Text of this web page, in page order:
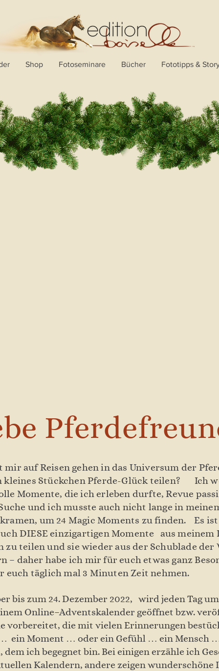
Shop Fotoseminare Bücher Fototipps &
mir auf Reisen gehen in das Universum der
kleines Stückchen Pferde-Glück teilen? Ich
Momente, die ich erleben durfte, Revue
und ich musste auch nicht lange in
um 24 Magic Moments zu finden. Es
DIESE einzigartigen Momente aus meinem
teilen und sie wieder aus der Schublade der
– daher habe ich mir für euch etwas ganz
euch täglich mal 3 Minuten Zeit nehmen.
bis zum 24. Dezember 2022, wird jeden Tag
Online–Adventskalender geöffnet bzw.
vorbereitet, die mit vielen Erinnerungen
ein Moment … oder ein Gefühl … ein Mensch
dem ich begegnet bin. Bei einigen erzähle ich
Kalendern, andere zeigen wunderschöne